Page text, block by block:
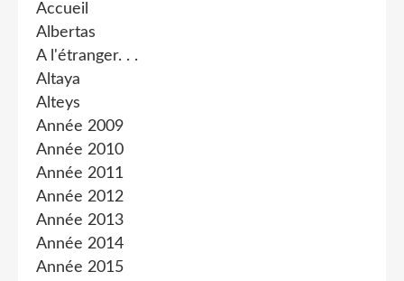
Accueil
Albertas
A l'étranger. . .
Altaya
Alteys
Année 2009
Année 2010
Année 2011
Année 2012
Année 2013
Année 2014
Année 2015